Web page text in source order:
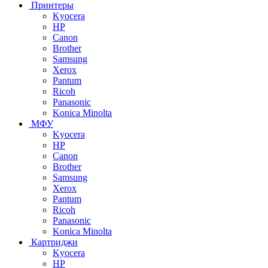
Принтеры
Kyocera
HP
Canon
Brother
Samsung
Xerox
Pantum
Ricoh
Panasonic
Konica Minolta
МФУ
Kyocera
HP
Canon
Brother
Samsung
Xerox
Pantum
Ricoh
Panasonic
Konica Minolta
Картриджи
Kyocera
HP